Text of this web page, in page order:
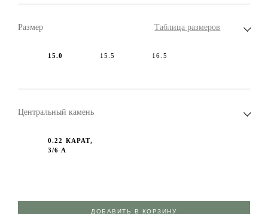
Размер Таблица размеров
15.0 15.5 16.5
Центральный камень
0.22 КАРАТ,
3/6 А
ДОБАВИТЬ В КОРЗИНУ